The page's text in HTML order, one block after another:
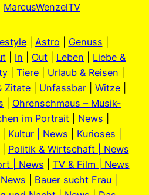
MarcusWenzelTV
| Astro Genuss
In Out Leben
Liebe &
| Tiere| Urlaub & Reisen
Zitate Unfassbar Witze
Ohrenschmaus – Musik-
im Portrait
News
Kultur | News
Kurioses |
Politik & Wirtschaft | News
| News
TV & Film | News
Bauer sucht Frau |